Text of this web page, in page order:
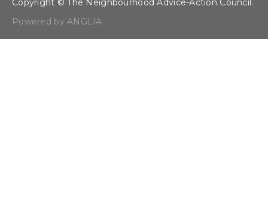
Copyright © The Neighbourhood Advice-Action Council.
Powered by ANGLIA